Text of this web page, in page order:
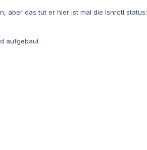
aber das tut er hier ist mal die lsnrctl status:
aufgebaut